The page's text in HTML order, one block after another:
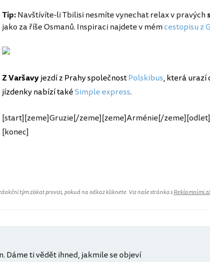
Tip:Navštívíte-li Tbilisi nesmíte vynechat relax v pravých
jako za říše Osmanů. Inspiraci najdete v mémcestopisu z
Z Varšavyjezdí z Prahy společnostPolskibus, která urazí
jízdenky nabízí takéSimple express.
[start][zeme]Gruzie[/zeme][zeme]Arménie[/
[konec]
tým získat provizi, pokud na odkaz kliknete. Viz naše stránka sReklamními
Dáme ti vědět ihned, jakmile se objeví